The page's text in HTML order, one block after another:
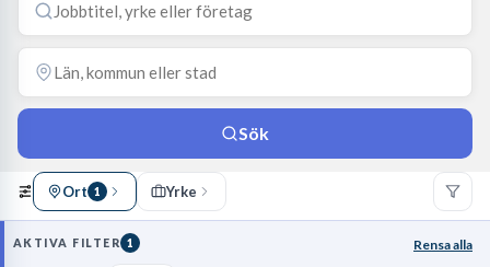
Sök
Ort 1 Yrke
AKTIVA FILTER 1 Rensa alla